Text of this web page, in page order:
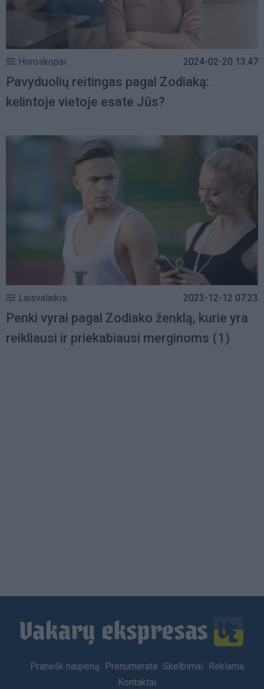
Horoskopai 2024-02-20 13:47
Pavyduolių reitingas pagal Zodiaką:
kelintoje vietoje esate Jūs?
Laisvalaikis 2023-12-12 07:23
Penki vyrai pagal Zodiako ženklą, kurie yra
reikliausi ir priekabiausi merginoms (1)
Footer
Pranešk naujieną Prenumerata Skelbimai
Reklama
Kontaktai